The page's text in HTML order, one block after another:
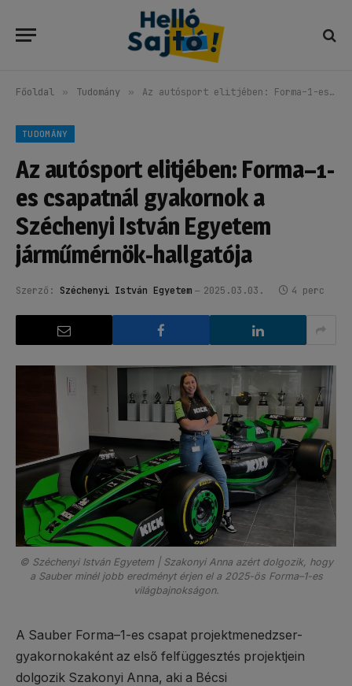
Főoldal » Tudomány » Az autósport elitjében: Forma–1-es csapatnál gyakornok a Széchenyi István Egyetem járműmérnök-hallgatója
TUDOMÁNY
Az autósport elitjében: Forma–1-
es csapatnál gyakornok a
Széchenyi István Egyetem
járműmérnök-hallgatója
Szerző: Széchenyi István Egyetem 2025.03.03. 4 perc
© Széchenyi István Egyetem | Szakonyi Anna azért dolgozik, hogy
a Sauber minél jobb eredményt érjen el a 2025-ös Forma–1-es
világbajnokságon.
A Sauber Forma–1-es csapat projektmenedzser-
gyakornokaként az első felfüggesztés projektjein
dolgozik Szakonyi Anna, aki a Bécsi